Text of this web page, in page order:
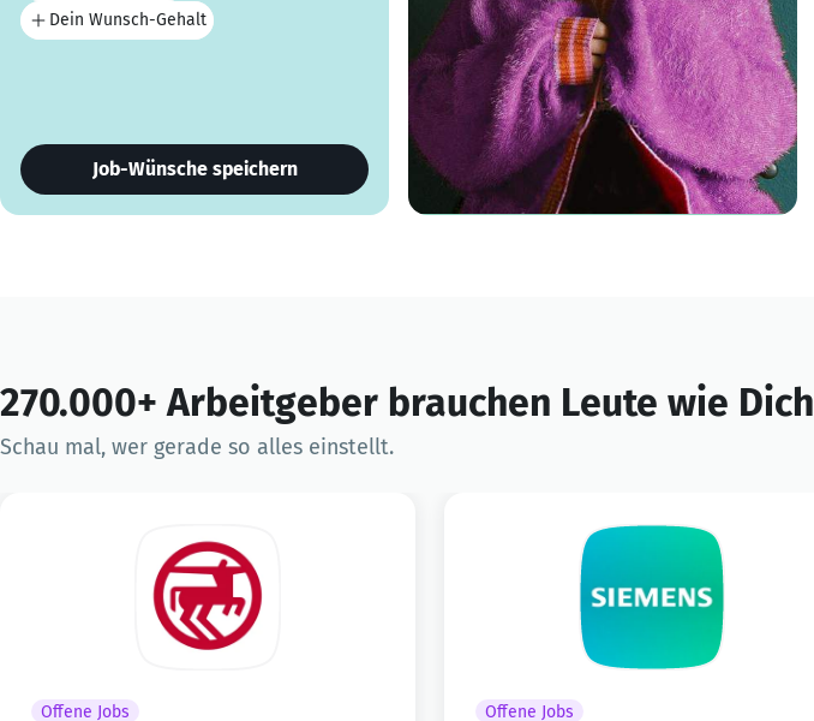
Dein Wunsch-Gehalt
Job-Wünsche speichern
270.000+ Arbeitgeber brauchen Leute wie Dich
Schau mal, wer gerade so alles einstellt.
Offene Jobs Offene Jobs